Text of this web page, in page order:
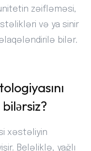
zəifləməsi,
və ya sinir
bilər.
xəstəliyin
Beləliklə, yağlı